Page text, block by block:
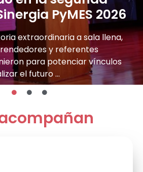
PyMES 2026
extraordinaria a sala llena,
y referentes
para potenciar vínculos
el futuro …